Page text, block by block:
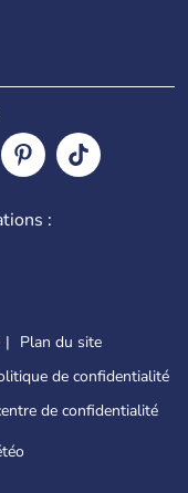
:
Plan du site
de confidentialité
de confidentialité